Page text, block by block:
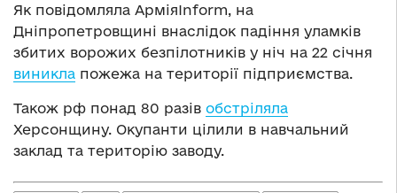
Як повідомляла АрміяInform, на
Дніпропетровщині внаслідок падіння уламків
збитих ворожих безпілотників у ніч на 22 січня
виникла пожежа на території підприємства.
Також рф понад 80 разів обстріляла
Херсонщину. Окупанти цілили в навчальний
заклад та територію заводу.